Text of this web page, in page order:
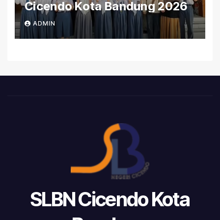
Cicendo Kota Bandung 2026
ADMIN
SLBN Cicendo Kota